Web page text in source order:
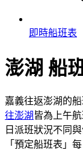
即時船班表
澎湖 船
嘉義往返澎湖的
往澎湖 皆為上午航
日派班狀況不同
「預定船班表」